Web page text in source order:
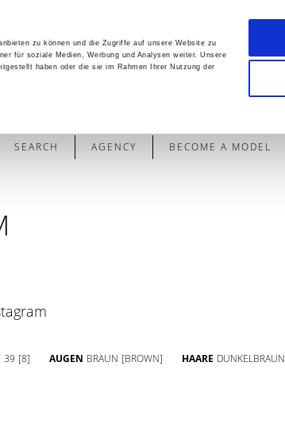
zu können und die Zugriffe auf unsere Website zu
für soziale Medien, Werbung und Analysen weiter. Unsere
haben oder die sie im Rahmen Ihrer Nutzung der
SEARCH AGENCY BECOME A MODEL
39 [8] AUGEN BRAUN [BROWN] HAARE DUNKELBRAUN